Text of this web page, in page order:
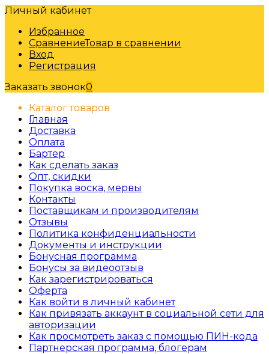
Личный кабинет
Избранное
СравнениеТовар в сравнении
Вход
Регистрация
Заказать звонок0
Каталог товаров
Главная
Доставка
Оплата
Бартер
Как сделать заказ
Опт, скидки
Покупка воска, мервы
Контакты
Поставщикам и производителям
Отзывы
Политика конфиденциальности
Документы и инструкции
Бонусная программа
Бонусы за видеоотзыв
Как зарегистрироваться
Оферта
Как войти в личный кабинет
Как привязать аккаунт в социальной сети для
авторизации
Как просмотреть заказ с помощью ПИН-кода
Партнерская программа, блогерам